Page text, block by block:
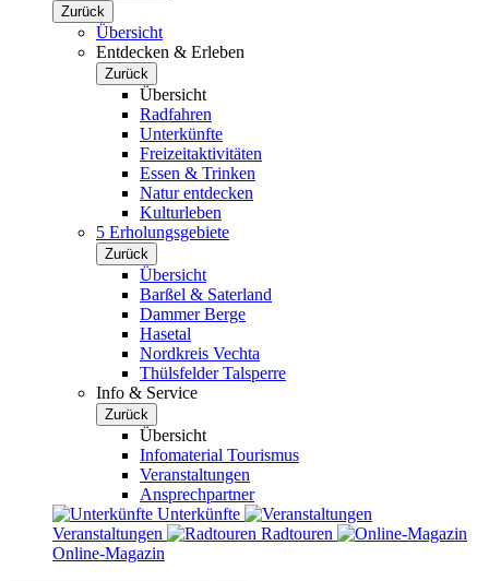
Zurück
Übersicht
Entdecken & Erleben
Zurück
Übersicht
Radfahren
Unterkünfte
Freizeitaktivitäten
Essen & Trinken
Natur entdecken
Kulturleben
5 Erholungsgebiete
Zurück
Übersicht
Barßel & Saterland
Dammer Berge
Hasetal
Nordkreis Vechta
Thülsfelder Talsperre
Info & Service
Zurück
Übersicht
Infomaterial Tourismus
Veranstaltungen
Ansprechpartner
Unterkünfte
Veranstaltungen
Radtouren
Online-Magazin